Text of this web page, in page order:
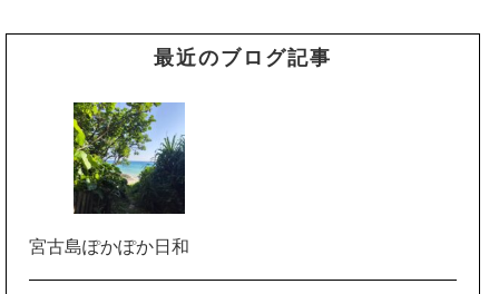
最近のブログ記事
宮古島ぽかぽか日和